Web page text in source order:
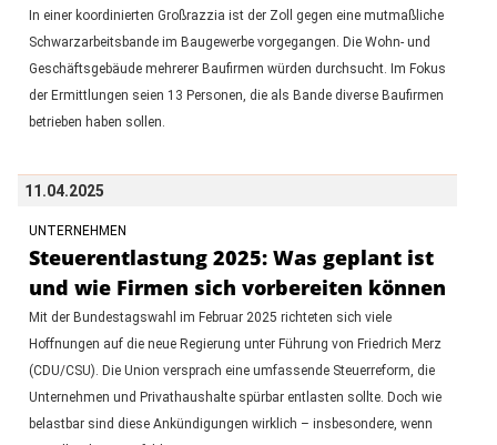
In einer koordinierten Großrazzia ist der Zoll gegen eine mutmaßliche
Schwarzarbeitsbande im Baugewerbe vorgegangen. Die Wohn- und
Geschäftsgebäude mehrerer Baufirmen würden durchsucht. Im Fokus
der Ermittlungen seien 13 Personen, die als Bande diverse Baufirmen
betrieben haben sollen.
11.04.2025
UNTERNEHMEN
Steuerentlastung 2025: Was geplant ist
und wie Firmen sich vorbereiten können
Mit der Bundestagswahl im Februar 2025 richteten sich viele
Hoffnungen auf die neue Regierung unter Führung von Friedrich Merz
(CDU/CSU). Die Union versprach eine umfassende Steuerreform, die
Unternehmen und Privathaushalte spürbar entlasten sollte. Doch wie
belastbar sind diese Ankündigungen wirklich – insbesondere, wenn